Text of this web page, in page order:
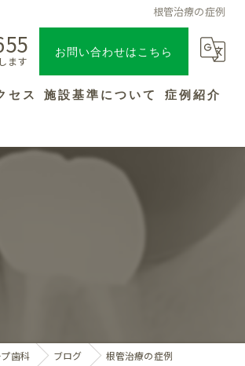
根管治療の症例
ます お問い合わせはこちら
セス 施設基準について 症例紹介
歯科 ブログ 根管治療の症例